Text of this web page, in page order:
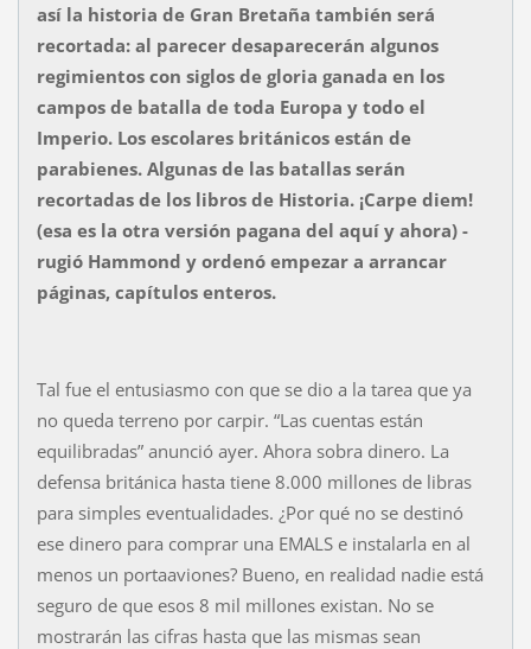
así la historia de Gran Bretaña también será
recortada: al parecer desaparecerán algunos
regimientos con siglos de gloria ganada en los
campos de batalla de toda Europa y todo el
Imperio. Los escolares británicos están de
parabienes. Algunas de las batallas serán
recortadas de los libros de Historia. ¡Carpe diem!
(esa es la otra versión pagana del aquí y ahora) -
rugió Hammond y ordenó empezar a arrancar
páginas, capítulos enteros.
Tal fue el entusiasmo con que se dio a la tarea que ya
no queda terreno por carpir. “Las cuentas están
equilibradas” anunció ayer. Ahora sobra dinero. La
defensa británica hasta tiene 8.000 millones de libras
para simples eventualidades. ¿Por qué no se destinó
ese dinero para comprar una EMALS e instalarla en al
menos un portaaviones? Bueno, en realidad nadie está
seguro de que esos 8 mil millones existan. No se
mostrarán las cifras hasta que las mismas sean